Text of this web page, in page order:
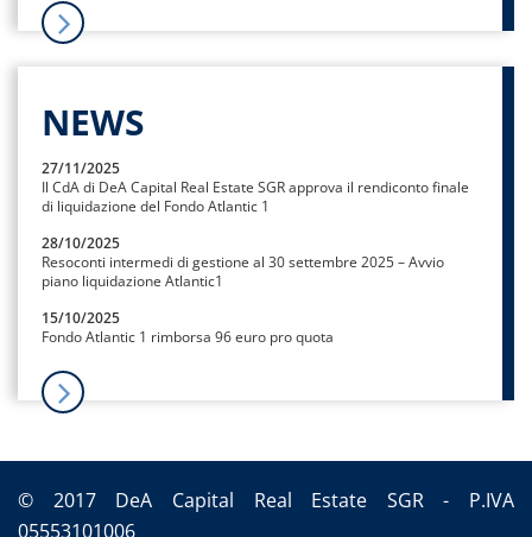
NEWS
27/11/2025
Il CdA di DeA Capital Real Estate SGR approva il rendiconto finale
di liquidazione del Fondo Atlantic 1
28/10/2025
Resoconti intermedi di gestione al 30 settembre 2025 – Avvio
piano liquidazione Atlantic1
15/10/2025
Fondo Atlantic 1 rimborsa 96 euro pro quota
© 2017 DeA Capital Real Estate SGR - P.IVA
05553101006